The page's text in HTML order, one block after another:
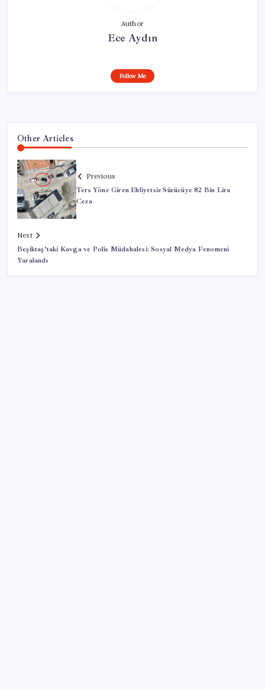
Author
Ece Aydın
Follow Me
Other Articles
Previous
Ters Yöne Giren Ehliyetsiz Sürücüye 82 Bin Lira
Ceza
Next
Beşiktaş’taki Kavga ve Polis Müdahalesi: Sosyal Medya Fenomeni
Yaralandı